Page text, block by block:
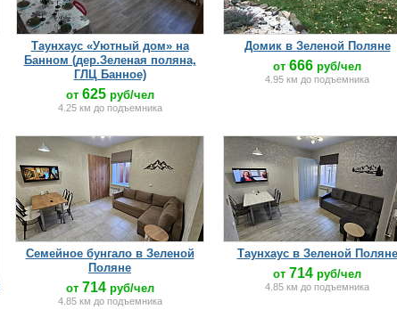
Таунхаус «Уютный дом» на
Банном (дер.Зеленая поляна,
ГЛЦ Банное)
от 625руб/чел
4.25 км до подъемника
Домик в Зеленой Поляне
от 666 руб/чел
4.95 км до подъемника
Семейное бунгало в Зеленой
Поляне
от 714руб/чел
4.85 км до подъемника
Таунхаус в Зеленой Поляне
от 714 руб/чел
4.85 км до подъемника